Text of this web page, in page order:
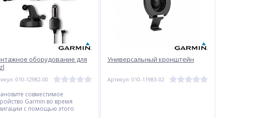
оборудование для
010-12982-00
совместимое
Garmin во время
с помощью этого
Универсальный кронштейн
Артикул: 010-11983-02